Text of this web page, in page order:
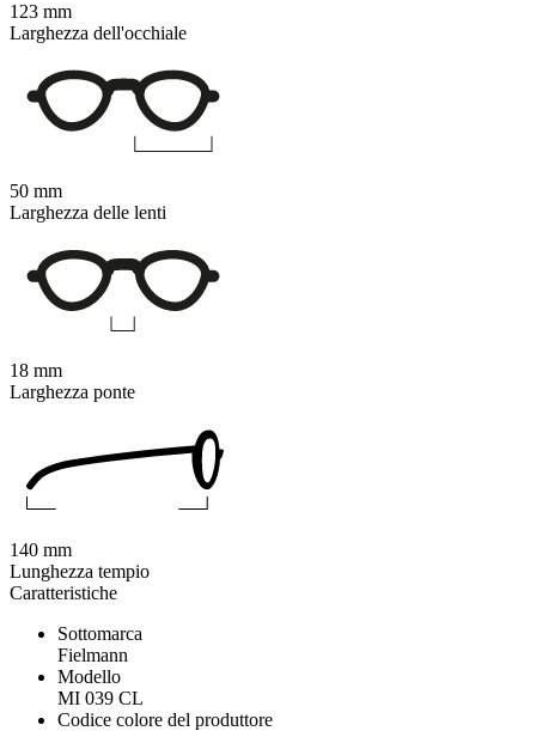
Caratteristiche
Sottomarca
Fielmann
Modello
MI 039 CL
Codice colore del produttore
123 mm
Larghezza dell'occhiale
50 mm
Larghezza delle lenti
18 mm
Larghezza ponte
140 mm
Lunghezza tempio